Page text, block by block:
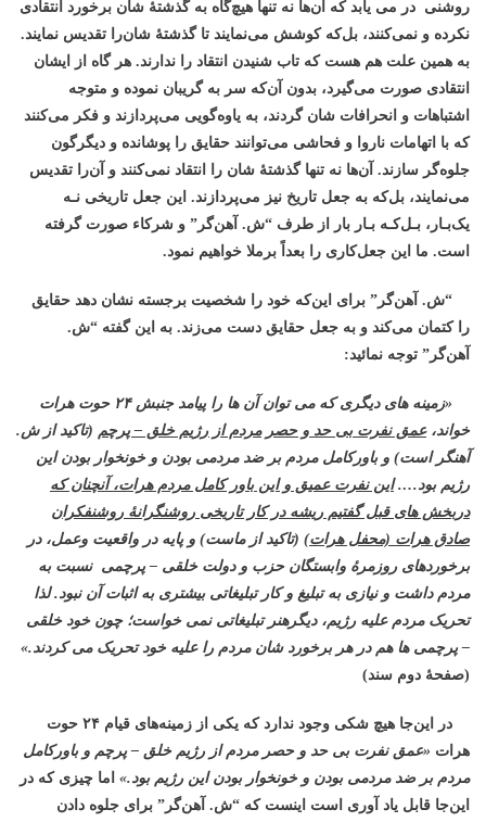
روشنی در می یابد که آن‌ها نه تنها هیچ‌گاه به گذشتۀ شان برخورد انتقادی
نکرده و نمی‌کنند، بل‌که کوشش می‌نمایند تا گذشتۀ شان‌را تقدیس نمایند.
به همین علت هم هست که تاب شنیدن انتقاد را ندارند. هر گاه از ایشان
انتقادی صورت می‌گیرد، بدون آن‌که سر به گریبان نموده و متوجه
اشتباهات و انحرافات شان گردند، به یاوه‌گویی می‌پردازند و فکر می‌کنند
که با اتهامات ناروا و فحاشی می‌توانند حقایق را پوشانده و دیگرگون
جلوه‌گر سازند. آن‌ها نه تنها گذشتۀ شان را انتقاد نمی‌کنند و آن‌را تقدیس
می‌نمایند، بل‌که به جعل تاریخ نیز می‌پردازند. این جعل تاریخی نـه
یک‌بـار، بـل‌کـه بـار بار از طرف “ش. آهن‌گر” و شرکاء صورت گرفته
است. ما این جعل‌کاری را بعداً برملا خواهیم نمود.
“ش. آهن‌گر” برای این‌که خود را شخصیت برجسته نشان دهد حقایق
را کتمان می‌کند و به جعل حقایق دست می‌زند. به این گفته “ش.
آهن‌گر” توجه نمائید:
«زمینه های دیگری که می توان آن ها را پیامد جنبش۲۴ حوت هرات
خواند،عمق نفرت بی حد و حصر مردم از رژیم خلق – پرچم (تاکید از ش.
آهنگر است) و باورکامل مردم بر ضد مردمی بودن و خونخوار بودن این
رژیم بود….این نفرت عمیق و این باور کامل مردم هرات، آنچنان که
دربخش های قبل گفتیم ریشه در کار تاریخی روشنگرانۀ روشنفکران
صادق هرات (محفل هرات) (تاکید از ماست) و پایه در واقعیت وعمل، در
برخوردهای روزمرۀ وابستگان حزب و دولت خلقی – پرچمی نسبت به
مردم داشت و نیازی به تبلیغ و کار تبلیغاتی بیشتری به اثبات آن نبود. لذا
تحریک مردم علیه رژیم، دیگرهنر تبلیغاتی نمی خواست؛ چون خود خلقی
– پرچمی ها هم در هر برخورد شان مردم را علیه خود تحریک می کردند.»
(صفحۀ دوم سند)
در این‌جا هیچ شکی وجود ندارد که یکی از زمینه‌های قیام ۲۴ حوت
هرات «عمق نفرت بی حد و حصر مردم از رژیم خلق – پرچم و باورکامل
مردم بر ضد مردمی بودن و خونخوار بودن این رژیم بود.»
اما چیزی که در
این‌جا قابل یاد آوری است اینست که “ش. آهن‌گر” برای جلوه دادن